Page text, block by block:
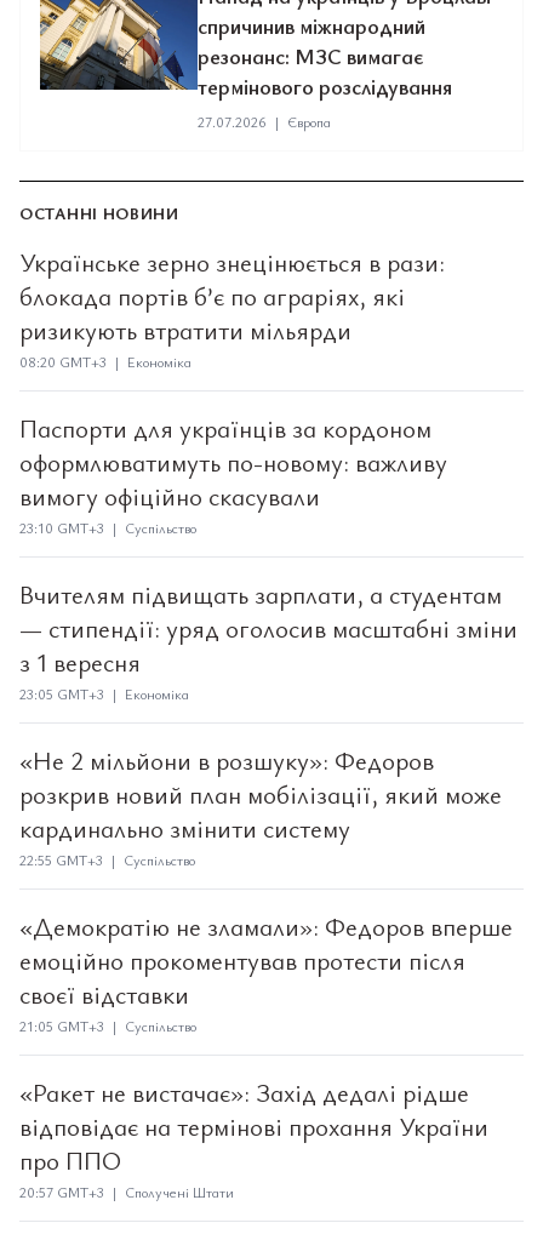
спричинив міжнародний
резонанс: МЗС вимагає
термінового розслідування
27.07.2026 | Європа
ОСТАННІ НОВИНИ
Українське зерно знецінюється в рази:
блокада портів б’є по аграріях, які
ризикують втратити мільярди
08:20 GMT+3 | Економіка
Паспорти для українців за кордоном
оформлюватимуть по-новому: важливу
вимогу офіційно скасували
23:10 GMT+3 | Суспільство
Вчителям підвищать зарплати, а студентам
— стипендії: уряд оголосив масштабні зміни
з 1 вересня
23:05 GMT+3 | Економіка
«Не 2 мільйони в розшуку»: Федоров
розкрив новий план мобілізації, який може
кардинально змінити систему
22:55 GMT+3 | Суспільство
«Демократію не зламали»: Федоров вперше
емоційно прокоментував протести після
своєї відставки
21:05 GMT+3 | Суспільство
«Ракет не вистачає»: Захід дедалі рідше
відповідає на термінові прохання України
про ППО
20:57 GMT+3 | Сполучені Штати